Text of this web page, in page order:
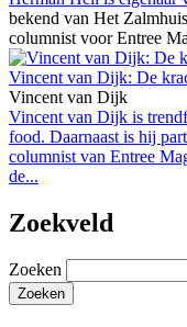
bekend van Het
columnist voor Entree
Vincent van Dijk: De
Vincent van Dijk
Vincent van Dijk is
food. Daarnaast is hij
columnist van Entree
de...
Zoekveld
Zoeken